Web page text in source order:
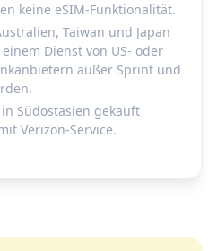
keine eSIM-Funktionalität.
Taiwan und Japan
Dienst von US- oder
außer Sprint und
Südostasien gekauft
Verizon-Service.